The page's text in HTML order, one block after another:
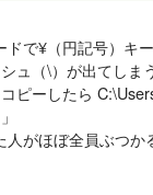
ドで¥（円記号）キ
ュ（\）が出てしま
コピーしたら
人がほぼ全員ぶつか